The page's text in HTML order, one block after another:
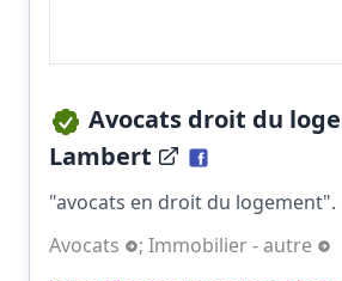
Avocats droit du
Lambert
"avocats en droit du logement".
Avocats
; Immobilier - autre